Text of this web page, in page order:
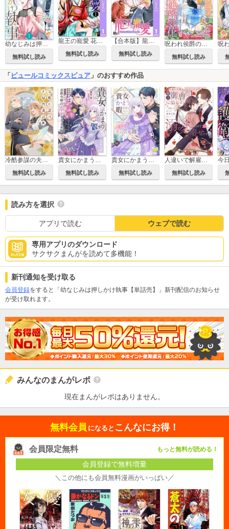
幼なじみは押しかけ執事【単行本版】
無料試し読み
龍王の寵愛 花嫁は草原に乱れ咲く
無料試し読み
【合本版】龍王の寵愛 花嫁は草原に乱れ咲く
無料試し読み 無料試し読み
「 ピュールコミックスピュア 」のおすすめ作品
冷酷参謀の夫婦円満計画※なお、遂行まで十年【単行本版】
無料試し読み
貴女にかまう暇はないと言われた侯爵令嬢の幸せすぎる末路【単行本版】
無料試し読み
貴女にかまう暇はないと言われた侯爵令嬢の幸せすぎる末路【単話】
無料試し読み
人違いで解雇されましたが、極上御曹司に拾われ溺愛されたので幸せです！【電子限定特典付】
無料試し読み
読み方を選択
アプリで読む ウェブで読む
専用アプリのダウンロード
サクサクまんがを読めて多機能！
新刊通知を受け取る
会員登録をすると「幼なじみは押しかけ執事【単話売】」新刊配信のお知らせ
が受け取れます。
みんなのまんがレポ
現在まんがレポはありません。
無料会員 になると こんなにお得！
会員限定無料 もっと無料が読める！
会員登録で無料増量
＼この他にも会員無料漫画がいっぱい／